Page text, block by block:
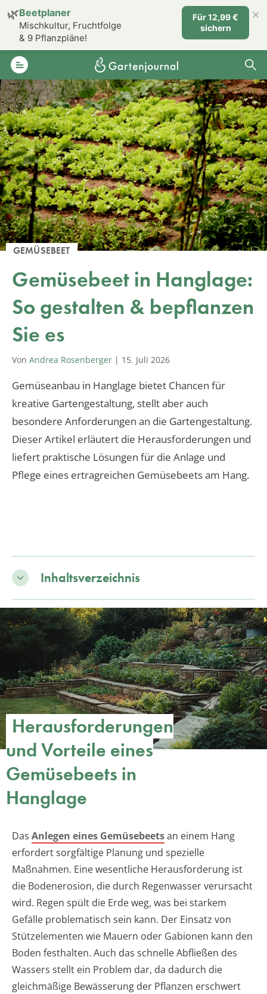
GEMÜSEBEET
Gemüsebeet in Hanglage:
So gestalten & bepflanzen
Sie es
Von Andrea Rosenberger | 15. Juli 2026
Gemüseanbau in Hanglage bietet Chancen für
kreative Gartengestaltung, stellt aber auch
besondere Anforderungen an die Gartengestaltung.
Dieser Artikel erläutert die Herausforderungen und
liefert praktische Lösungen für die Anlage und
Pflege eines ertragreichen Gemüsebeets am Hang.
Inhaltsverzeichnis
Herausforderungen
und Vorteile eines
Gemüsebeets in
Hanglage
Das Anlegen eines Gemüsebeetsan einem Hang
erfordert sorgfältige Planung und spezielle
Maßnahmen. Eine wesentliche Herausforderung ist
die Bodenerosion, die durch Regenwasser verursacht
wird. Regen spült die Erde weg, was bei starkem
Gefälle problematisch sein kann. Der Einsatz von
Stützelementen wie Mauern oder Gabionen kann den
Boden festhalten. Auch das schnelle Abfließen des
Wassers stellt ein Problem dar, da dadurch die
gleichmäßige Bewässerung der Pflanzen erschwert
🌿Beetplaner
Mischkultur, Fruchtfolge
& 9 Pflanzpläne!
Für 12,99 €
sichern
×